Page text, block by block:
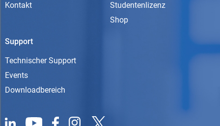
Kontakt
Studentenlizenz
Shop
Support
Technischer Support
Events
Downloadbereich